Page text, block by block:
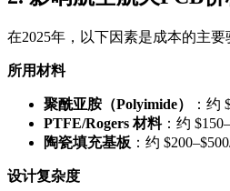
在2025年，以下因素是成本的主要
所用材料
聚酰亚胺（Polyimide）
：约
PTFE/Rogers 材料：约
陶瓷填充基板 ：约
设计复杂度